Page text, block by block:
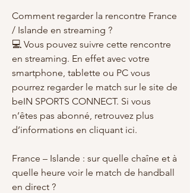
Comment regarder la rencontre France
/ Islande en streaming ?
💻 Vous pouvez suivre cette rencontre
en streaming. En effet avec votre
smartphone, tablette ou PC vous
pourrez regarder le match sur le site de
beIN SPORTS CONNECT. Si vous
n’êtes pas abonné, retrouvez plus
d’informations en cliquant ici.
France – Islande : sur quelle chaîne et à
quelle heure voir le match de handball
en direct ?